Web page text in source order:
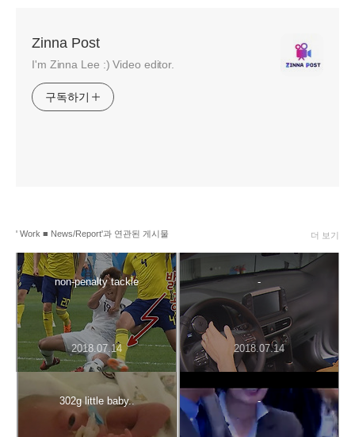
Zinna Post
I'm Zinna Lee :) Video editor.
구독하기
' Work ■ News/Report'과 연관된 게시물
non-penalty tackle
2018.07.14
-
2018.07.14
302g little baby.. -
더 보기